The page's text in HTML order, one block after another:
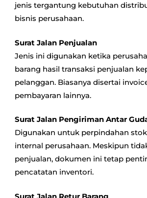
jenis tergantung kebutuhan
bisnis perusahaan.
Surat Jalan Penjualan
Jenis ini digunakan ketika
barang hasil transaksi penjualan
pelanggan. Biasanya disertai
pembayaran lainnya.
Surat Jalan Pengiriman Antar
Digunakan untuk perpindahan
internal perusahaan. Meskipun
penjualan, dokumen ini tetap
pencatatan inventori.